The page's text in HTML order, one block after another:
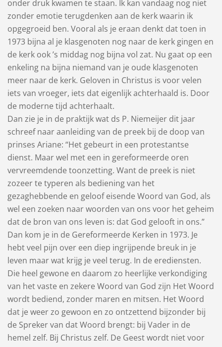
onder druk kwamen te staan. Ik kan vandaag nog niet
zonder emotie terugdenken aan de kerk waarin ik
opgegroeid ben. Vooral als je eraan denkt dat toen in
1973 bijna al je klasgenoten nog naar de kerk gingen en
de kerk ook ’s middag nog bijna vol zat. Nu gaat op een
enkeling na bijna niemand van je oude klasgenoten
meer naar de kerk. Geloven in Christus is voor velen
iets van vroeger, iets dat eigenlijk achterhaald is. Door
de moderne tijd achterhaalt.
Dan zie je in de praktijk wat ds P. Niemeijer dit jaar
schreef naar aanleiding van de preek bij de doop van
prinses Ariane: “Het gebeurt in een protestantse
dienst. Maar wel met een in gereformeerde oren
vervreemdende toonzetting. Want de preek is niet
zozeer te typeren als bediening van het
gezaghebbende en geloof eisende Woord van God, als
wel een zoeken naar woorden van ons voor het geheim
dat de bron van ons leven is: dat God gelooft in ons.”
Dan kom je in de Gereformeerde Kerken in 1973. Je
hebt veel pijn over een diep ingrijpende breuk in je
leven maar wat krijg je veel terug. In de erediensten.
Die heel gewone en daarom zo heerlijke verkondiging
van het vaste en zekere Woord van God zijn Het Woord
wordt bediend, zonder maren en mitsen. Het Woord
dat je weer zo gewoon en zo ontzettend bijzonder bij
de Spreker van dat Woord brengt: bij Vader in de
hemel zelf. Bij Christus zelf. De Geest wordt niet voor